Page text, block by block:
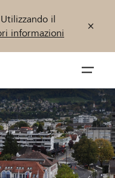
il
informazioni
öffnen